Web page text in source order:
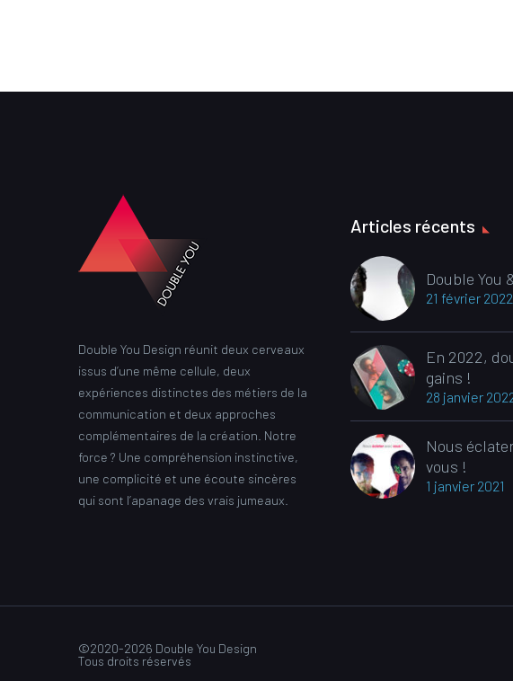
Double You Design réunit deux cerveaux
issus d’une même cellule, deux
expériences distinctes des métiers de la
communication et deux approches
complémentaires de la création. Notre
force ? Une compréhension instinctive,
une complicité et une écoute sincères
qui sont l’apanage des vrais jumeaux.
Articles récents
Double You
21 février 2022
En 2022,
gains !
28 janvier
Nous
vous !
1 janvier 2021
©2020-2026 Double You Design
Tous droits réservés